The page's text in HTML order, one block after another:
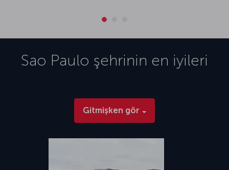
Sao Paulo şehrinin en iyileri
Gitmişken gör